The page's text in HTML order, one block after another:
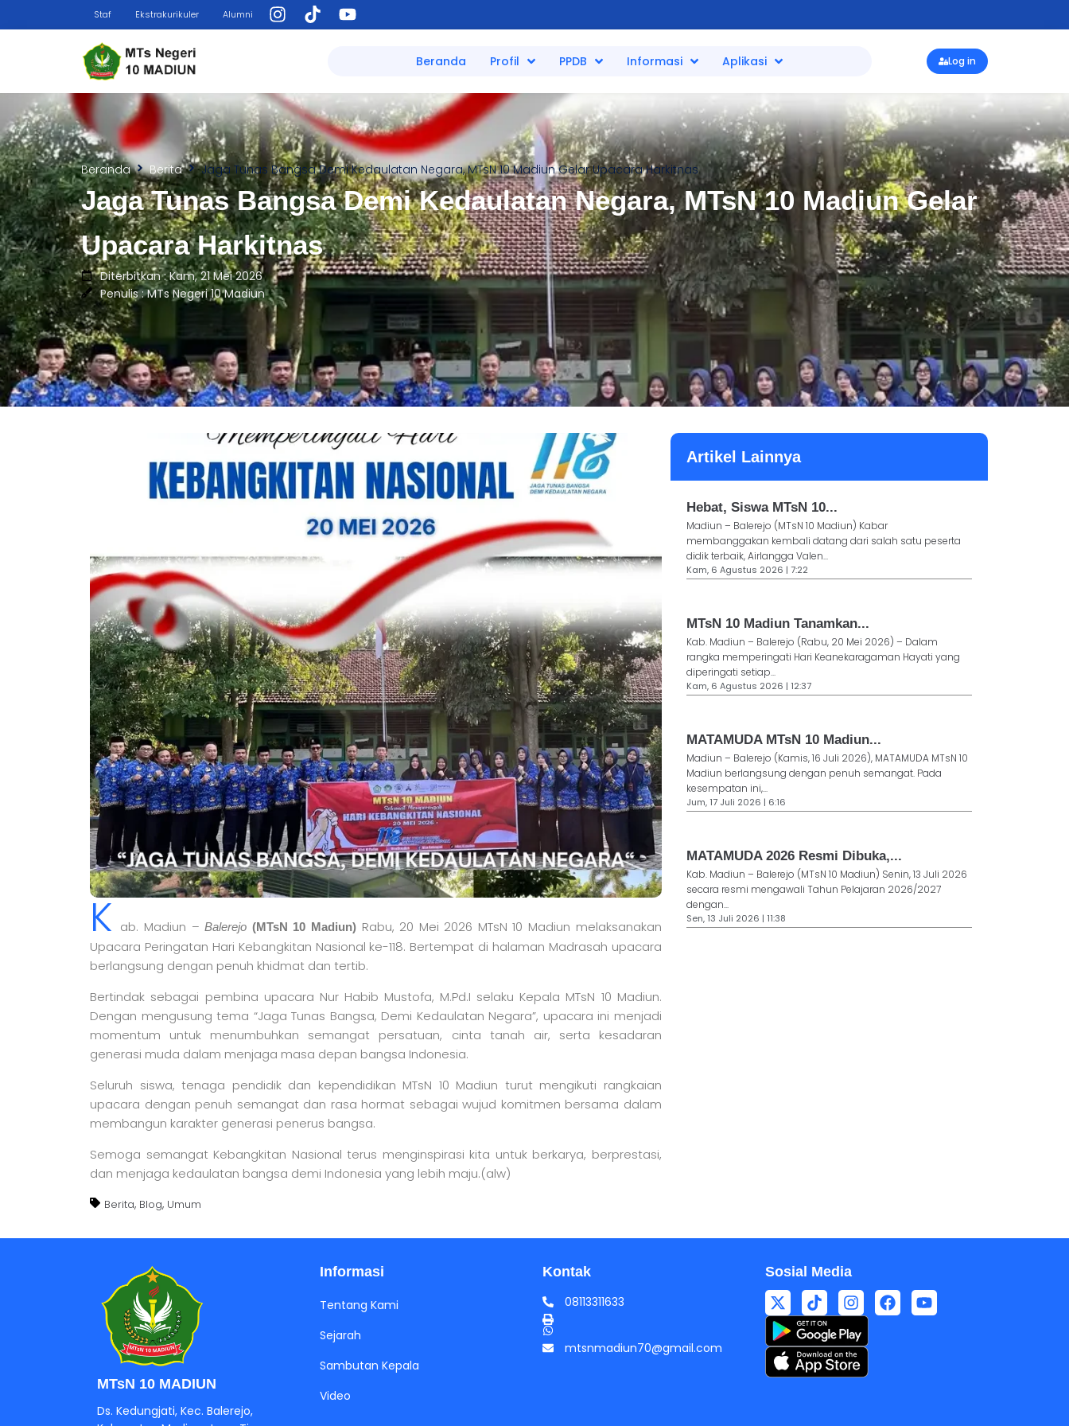
Staf Ekstrakurikuler Alumni
Beranda Profil PPDB Informasi Aplikasi Log in
Beranda Berita Jaga Tunas Bangsa Demi Kedaulatan Negara, MTsN 10 Madiun Gelar Upacara Harkitnas
Jaga Tunas Bangsa Demi Kedaulatan Negara, MTsN 10 Madiun Gelar
Upacara Harkitnas
Diterbitkan : Kam, 21 Mei 2026
Penulis : MTs Negeri 10 Madiun
K ab. Madiun –Balerejo (MTsN 10 Madiun)Rabu, 20 Mei 2026 MTsN 10 Madiun melaksanakan
Upacara Peringatan Hari Kebangkitan Nasional ke-118. Bertempat di halaman Madrasah upacara
berlangsung dengan penuh khidmat dan tertib.
Bertindak sebagai pembina upacara Nur Habib Mustofa, M.Pd.I selaku Kepala MTsN 10 Madiun.
Dengan mengusung tema “Jaga Tunas Bangsa, Demi Kedaulatan Negara”, upacara ini menjadi
momentum untuk menumbuhkan semangat persatuan, cinta tanah air, serta kesadaran
generasi muda dalam menjaga masa depan bangsa Indonesia.
Seluruh siswa, tenaga pendidik dan kependidikan MTsN 10 Madiun turut mengikuti rangkaian
upacara dengan penuh semangat dan rasa hormat sebagai wujud komitmen bersama dalam
membangun karakter generasi penerus bangsa.
Semoga semangat Kebangkitan Nasional terus menginspirasi kita untuk berkarya, berprestasi,
dan menjaga kedaulatan bangsa demi Indonesia yang lebih maju.(alw)
Berita, Blog, Umum
Artikel Lainnya
Hebat, Siswa MTsN 10...
Madiun – Balerejo (MTsN 10 Madiun) Kabar
membanggakan kembali datang dari salah satu peserta
didik terbaik, Airlangga Valen...
Kam, 6 Agustus 2026 | 7:22
MTsN 10 Madiun Tanamkan...
Kab. Madiun – Balerejo (Rabu, 20 Mei 2026) – Dalam
rangka memperingati Hari Keanekaragaman Hayati yang
diperingati setiap...
Kam, 6 Agustus 2026 | 12:37
MATAMUDA MTsN 10 Madiun...
Madiun – Balerejo (Kamis, 16 Juli 2026), MATAMUDA MTsN 10
Madiun berlangsung dengan penuh semangat. Pada
kesempatan ini,...
Jum, 17 Juli 2026 | 6:16
MATAMUDA 2026 Resmi Dibuka,...
Kab. Madiun – Balerejo (MTsN 10 Madiun) Senin, 13 Juli 2026
secara resmi mengawali Tahun Pelajaran 2026/2027
dengan...
Sen, 13 Juli 2026 | 11:38
MTsN 10 MADIUN
Ds. Kedungjati, Kec. Balerejo,
Informasi
Tentang Kami
Sejarah
Sambutan Kepala
Video
Kontak
08113311633
mtsnmadiun70@gmail.com
Sosial Media